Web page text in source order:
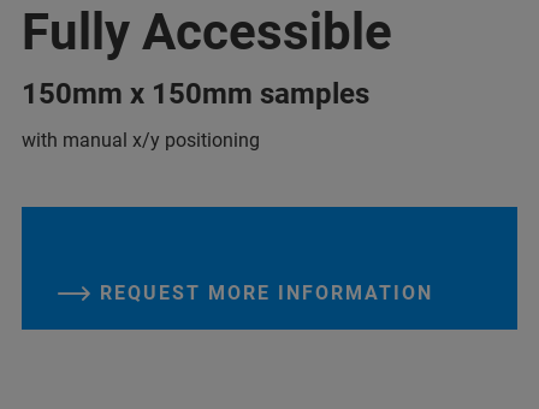
Fully Accessible
150mm x 150mm samples
with manual x/y positioning
REQUEST MORE INFORMATION